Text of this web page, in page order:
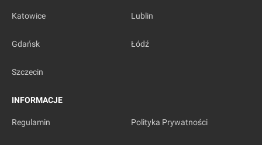
Katowice Lublin
Gdańsk Łódź
Szczecin
INFORMACJE
Regulamin Polityka Prywatności